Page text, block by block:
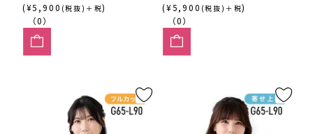
(¥5,900 (税抜)＋税)
（0）
(¥5,900 (税抜)＋税)
（0）